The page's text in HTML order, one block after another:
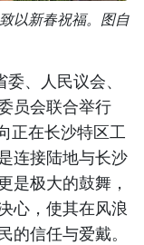
以新春祝福。图自
、人民议会、
员会联合举行
正在长沙特区工
连接陆地与长沙
是极大的鼓舞，
心，使其在风浪
的信任与爱戴。